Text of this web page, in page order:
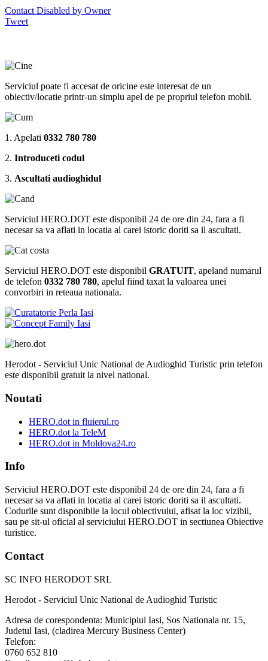
Contact Disabled by Owner
Tweet
Serviciul poate fi accesat de oricine este interesat de un
obiectiv/locatie printr-un simplu apel de pe propriul telefon mobil.
1. Apelati 0332 780 780
2. Introduceti codul
3. Ascultati audioghidul
Serviciul HERO.DOT este disponibil 24 de ore din 24, fara a fi
necesar sa va aflati in locatia al carei istoric doriti sa il ascultati.
Serviciul HERO.DOT este disponibil GRATUIT, apeland numarul
de telefon 0332 780 780, apelul fiind taxat la valoarea unei
convorbiri in reteaua nationala.
Herodot - Serviciul Unic National de Audioghid Turistic prin telefon
este disponibil gratuit la nivel national.
Noutati
HERO.dot in fluierul.ro
HERO.dot la TeleM
HERO.dot in Moldova24.ro
Info
Serviciul HERO.DOT este disponibil 24 de ore din 24, fara a fi
necesar sa va aflati in locatia al carei istoric doriti sa il ascultati.
Codurile sunt disponibile la locul obiectivului, afisat la loc vizibil,
sau pe sit-ul oficial al serviciului HERO.DOT in sectiunea Obiective
turistice.
Contact
SC INFO HERODOT SRL
Herodot - Serviciul Unic National de Audioghid Turistic
Adresa de corespondenta: Municipiul Iasi, Sos Nationala nr. 15,
Judetul Iasi, (cladirea Mercury Business Center)
Telefon:
0760 652 810